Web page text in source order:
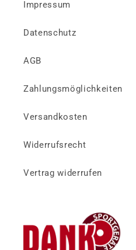
Impressum
Datenschutz
AGB
Zahlungsmöglichkeiten
Versandkosten
Widerrufsrecht
Vertrag widerrufen